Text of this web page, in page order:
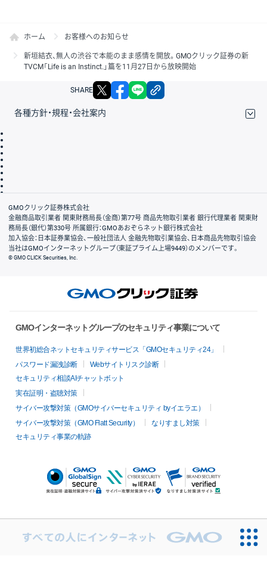
ホーム お客様へのお知らせ
新垣結衣、無人の渋谷で本能のまま感情を開放。GMOクリック証券の新
TVCM「Life is an Instinct.」篇を11月27日から放映開始
SHARE X facebook
各種方針・規程・会社案内
会社案内
GMOクリック証券株式会社
金融商品取引業者 関東財務局長（金商）第77号 商品先物取引業者 銀行代理業者 関東財
務局長（銀代）第330号 所属銀行：GMOあおぞらネット銀行株式会社
加入協会：日本証券業協会、一般社団法人 金融先物取引業協会、日本商品先物取引協会
当社はGMOインターネットグループ（東証プライム上場9449）のメンバーです。
© GMO CLICK Securities, Inc.
GMOインターネットグループのセキュリティ事業について
世界初総合ネットセキュリティサービス「GMOセキュリティ24」
パスワード漏洩診断
Webサイトリスク診断
セキュリティ相談AIチャットボット
実在証明・盗聴対策
サイバー攻撃対策（GMOサイバーセキュリティ byイエラエ）
サイバー攻撃対策（GMO Flatt Security）
なりすまし対策
セキュリティ事業の軌跡